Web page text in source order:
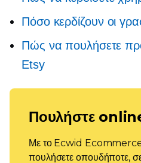
Πόσο κερδίζουν οι
Πώς να πουλήσετε
Etsy
Πουλήστε
Με το Ecwid Ecommerce,
πουλήσετε οπουδήποτε,